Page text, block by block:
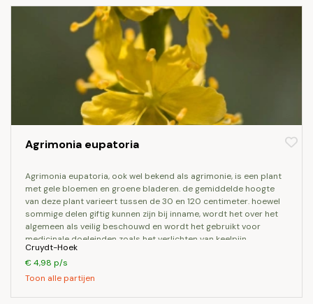
Agrimonia eupatoria
agrimonia eupatoria, ook wel bekend als agrimonie, is een plant
met gele bloemen en groene bladeren. de gemiddelde hoogte
van deze plant varieert tussen de 30 en 120 centimeter. hoewel
sommige delen giftig kunnen zijn bij inname, wordt het over het
algemeen als veilig beschouwd en wordt het gebruikt voor
medicinale doeleinden zoals het verlichten van keelpijn.
Cruydt-Hoek
€ 4,98 p/s
Toon alle partijen